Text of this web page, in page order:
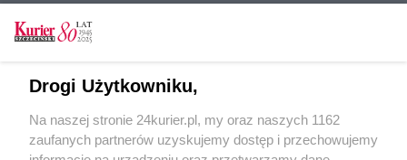
CZYTAJ TAKŻE
Mocne uderzenie w Łobzie - jest rekord
[GALERIA] (akt. 1)
Finał w Pyrzycach [GALERIA]
Drogi Użytkowniku,
Na naszej stronie 24kurier.pl, my oraz naszych 1162
zaufanych partnerów uzyskujemy dostęp i przechowujemy